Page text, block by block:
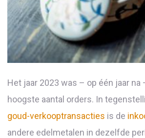
Het jaar 2023 was – op één jaar
hoogste aantal orders. In
goud-verkooptransacties is de
andere edelmetalen in dezelfde